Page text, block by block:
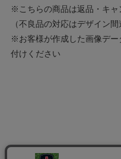
※こちらの商品は返品・キャ
（不良品の対応はデザイン間
※お客様が作成した画像デー
付けください